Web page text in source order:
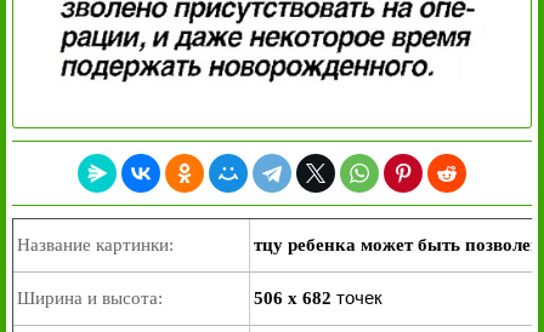
Название картинки: тцу ребенка может быть
Ширина и высота: 506 x 682 точек